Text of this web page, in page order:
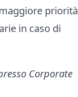
priorità
in caso di
Corporate